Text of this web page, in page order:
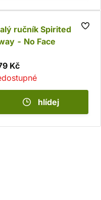
ručník Spirited
- No Face
Kč
hlídej